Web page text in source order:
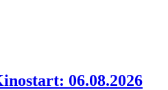
06.08.2026